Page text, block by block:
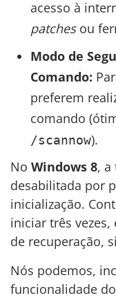
acesso à
patchesou
Modo de
Comando:
preferem
comando
/scannow).
No Windows 8, a
desabilitada por
inicialização.
iniciar três
de recuperação,
Nós podemos,
funcionalidade